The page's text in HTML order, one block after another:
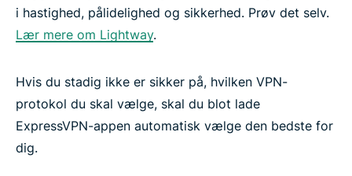
i hastighed, pålidelighed og sikkerhed. Prøv det selv.
Lær mere om Lightway.
Hvis du stadig ikke er sikker på, hvilken VPN-
protokol du skal vælge, skal du blot lade
ExpressVPN-appen automatisk vælge den bedste for
dig.